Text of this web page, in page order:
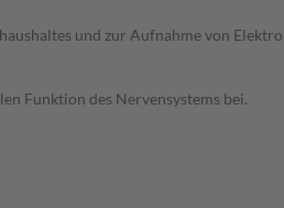
und zur Aufnahme von
Funktion des Nervensystems bei.